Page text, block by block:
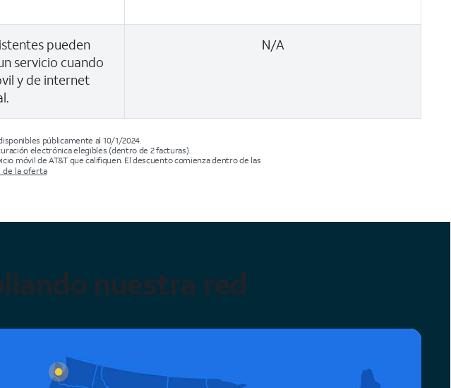
pueden
servicio cuando
y de internet
N/A
públicamente al 10/1/2024.
electrónica elegibles (dentro de 2 facturas).
móvil de AT&T que califiquen. El descuento comienza dentro de las
de la oferta
nuestra red